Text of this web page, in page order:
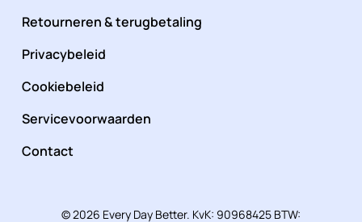
Retourneren & terugbetaling
Privacybeleid
Cookiebeleid
Servicevoorwaarden
Contact
© 2026 Every Day Better. KvK: 90968425 BTW: